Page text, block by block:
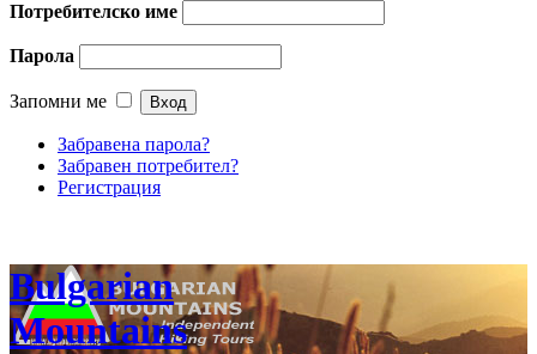
Потребителско име
Парола
Запомни ме
Забравена парола?
Забравен потребител?
Регистрация
Bulgarian
Mountains